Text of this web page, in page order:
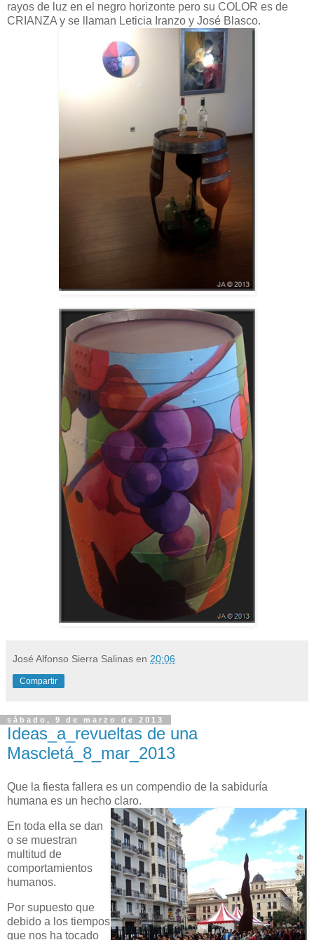
rayos de luz en el negro horizonte pero su COLOR es de
CRIANZA y se llaman Leticia Iranzo y José Blasco.
José Alfonso Sierra Salinas en 20:06
Compartir
sábado, 9 de marzo de 2013
Ideas_a_revueltas de una
Mascletá_8_mar_2013
Que la fiesta fallera es un compendio de la sabiduría
humana es un hecho claro.
En toda ella se dan
o se muestran
multitud de
comportamientos
humanos.
Por supuesto que
debido a los tiempos
que nos ha tocado